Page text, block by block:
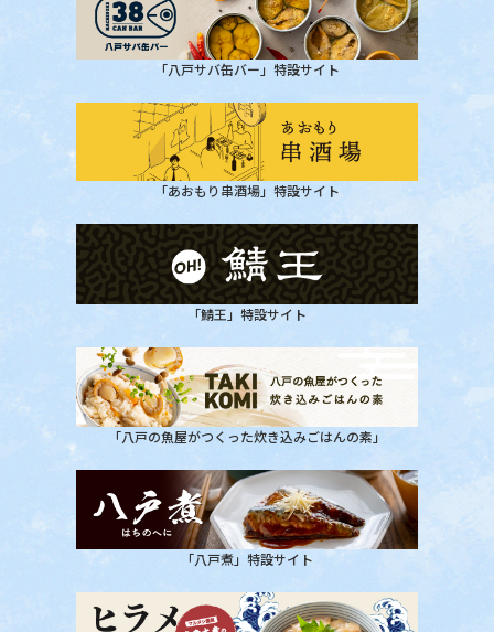
「八戸サバ缶バー」特設サイト
「あおもり串酒場」特設サイト
「鯖王」特設サイト
「八戸の魚屋がつくった炊き込みごはんの素」
「八戸煮」特設サイト